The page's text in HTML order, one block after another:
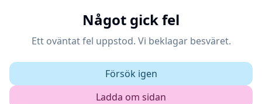
Något gick fel
Ett oväntat fel uppstod. Vi beklagar besväret.
Försök igen
Ladda om sidan